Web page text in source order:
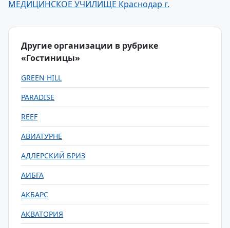
МЕДИЦИНСКОЕ УЧИЛИЩЕ Краснодар г.
Другие организации в рубрике
«Гостиницы»
GREEN HILL
PARADISE
REEF
АВИАТУРНЕ
АДЛЕРСКИЙ БРИЗ
АИБГА
АКБАРС
АКВАТОРИЯ